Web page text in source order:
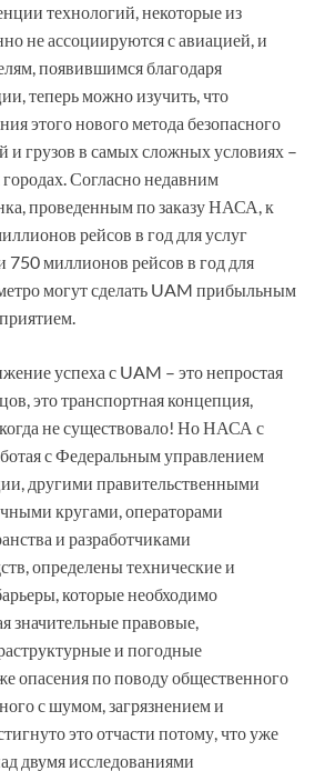
технологий, некоторые из
не ассоциируются с авиацией, и
появившимся благодаря
теперь можно изучить, что
этого нового метода безопасного
и грузов в самых сложных условиях –
Согласно недавним
проведенным по заказу НАСА, к
рейсов в год для услуг
750 миллионов рейсов в год для
могут сделать UAM прибыльным
успеха с UAM – это непростая
это транспортная концепция,
не существовало! Но НАСА с
с Федеральным управлением
другими правительственными
кругами, операторами
и разработчиками
определены технические и
которые необходимо
значительные правовые,
и погодные
опасения по поводу общественного
с шумом, загрязнением и
это отчасти потому, что уже
двумя исследованиями